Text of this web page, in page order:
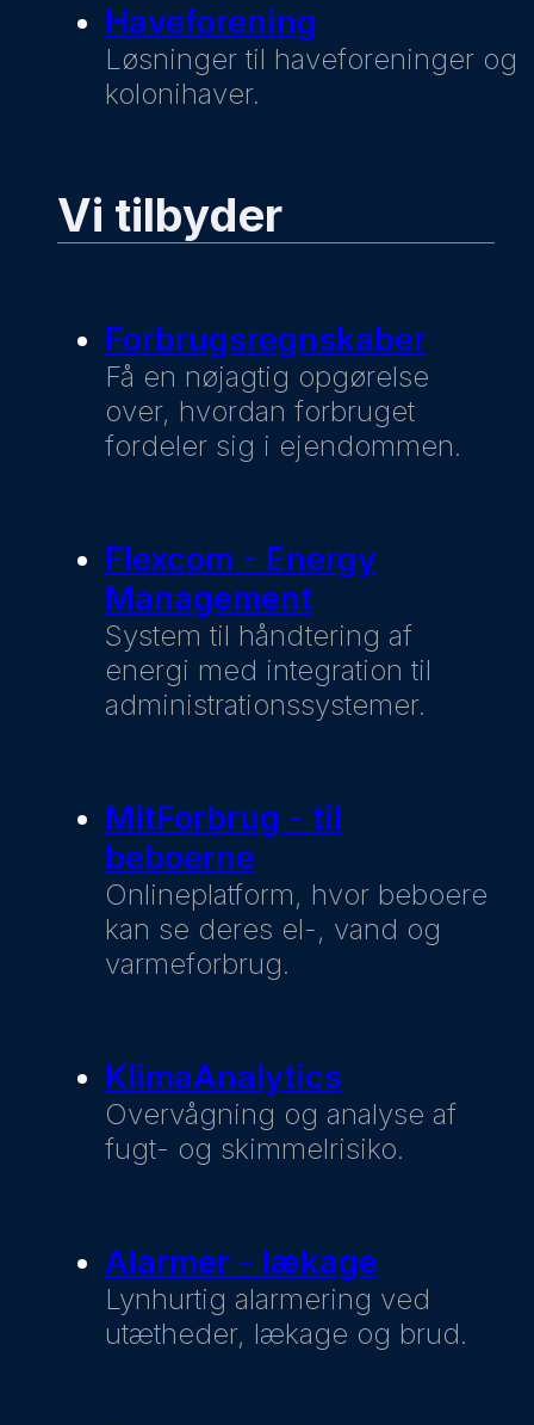
Haveforening
Løsninger til haveforeninger og
kolonihaver.
Vi tilbyder
Forbrugsregnskaber
Få en nøjagtig opgørelse
over, hvordan forbruget
fordeler sig i ejendommen.
Flexcom - Energy
Management
System til håndtering af
energi med integration til
administrationssystemer.
MitForbrug - til
beboerne
Onlineplatform, hvor beboere
kan se deres el-, vand og
varmeforbrug.
KlimaAnalytics
Overvågning og analyse af
fugt- og skimmelrisiko.
Alarmer - lækage
Lynhurtig alarmering ved
utætheder, lækage og brud.